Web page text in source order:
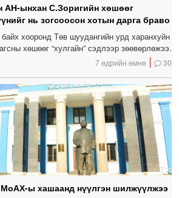
АН-ынхан С.Зоригийн хөшөөг
нь зогсоосон хотын дарга браво
хооронд Төв шуудангийн урд харанхуйн
хөшөөг “хулгайн” сэдлээр зөөвөрлөжээ.
7 өдрийн өмнө 30
ы хашаанд нүүлгэн шилжүүлжээ